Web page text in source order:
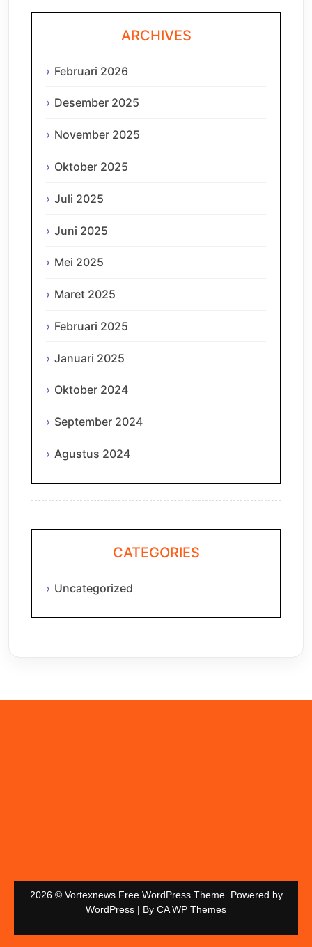
ARCHIVES
Februari 2026
Desember 2025
November 2025
Oktober 2025
Juli 2025
Juni 2025
Mei 2025
Maret 2025
Februari 2025
Januari 2025
Oktober 2024
September 2024
Agustus 2024
CATEGORIES
Uncategorized
2026 © Vortexnews Free WordPress Theme. Powered by
WordPress | By CA WP Themes